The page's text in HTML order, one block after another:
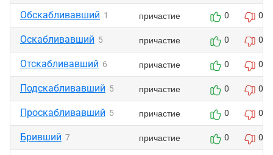
Обскабливавший 1 причастие 0 0
Оскабливавший 5 причастие 0 0
Отскабливавший 6 причастие 0 0
Подскабливавший 5 причастие 0 0
Проскабливавший 5 причастие 0 0
Бривший 7 причастие 0 0